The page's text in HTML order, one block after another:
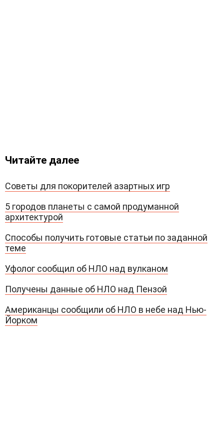
Читайте далее
Советы для покорителей азартных игр
5 городов планеты с самой продуманной
архитектурой
Способы получить готовые статьи по заданной
теме
Уфолог сообщил об НЛО над вулканом
Получены данные об НЛО над Пензой
Американцы сообщили об НЛО в небе над Нью-
Йорком